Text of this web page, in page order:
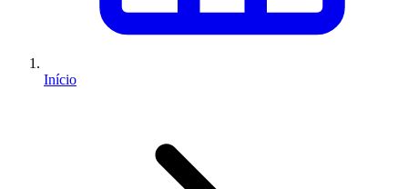
Início